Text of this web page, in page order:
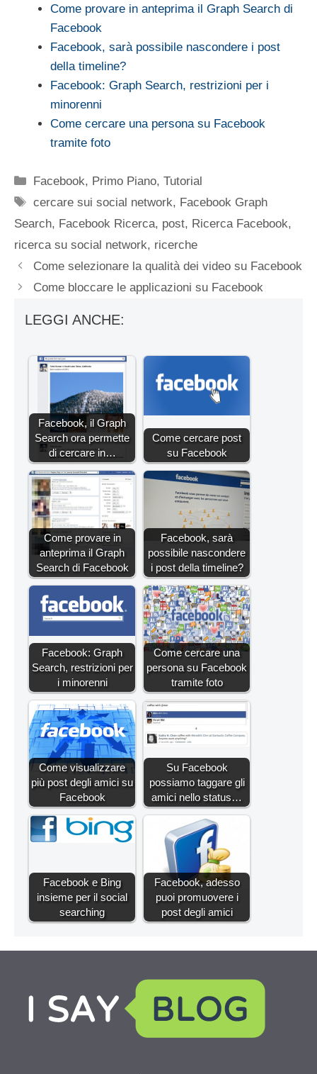
Come provare in anteprima il Graph Search di
Facebook
Facebook, sarà possibile nascondere i post
della timeline?
Facebook: Graph Search, restrizioni per i
minorenni
Come cercare una persona su Facebook
tramite foto
Categorie
Facebook, Primo Piano,Tutorial
Tag
cercare sui social network, Facebook Graph
Search, Facebook Ricerca, post, Ricerca Facebook,
ricerca su social network, ricerche
Come selezionare la qualità dei video su Facebook
Come bloccare le applicazioni su Facebook
LEGGI ANCHE:
Facebook, il Graph
Search ora permette
di cercare in…
Come cercare post
su Facebook
Come provare in
anteprima il Graph
Search di Facebook
Facebook, sarà
possibile nascondere
i post della timeline?
Facebook: Graph
Search, restrizioni per
i minorenni
Come cercare una
persona su Facebook
tramite foto
Come visualizzare
più post degli amici su
Facebook
Su Facebook
possiamo taggare gli
amici nello status…
Facebook e Bing
insieme per il social
searching
Facebook, adesso
puoi promuovere i
post degli amici